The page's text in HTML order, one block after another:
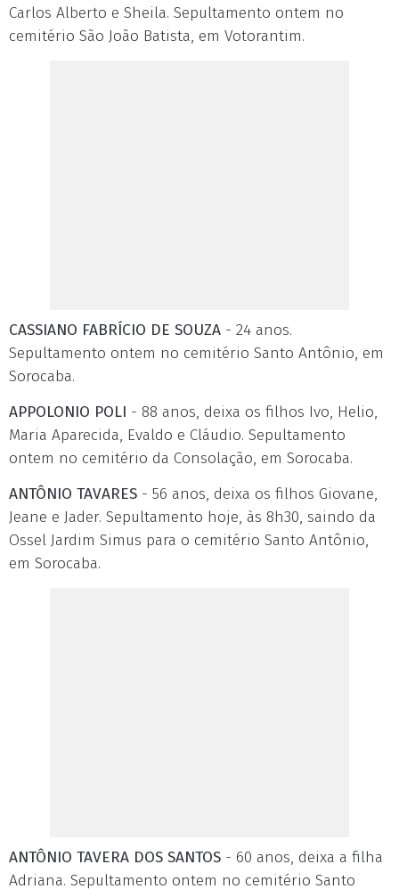
Carlos Alberto e Sheila. Sepultamento ontem no
cemitério São João Batista, em Votorantim.
CASSIANO FABRÍCIO DE SOUZA - 24 anos.
Sepultamento ontem no cemitério Santo Antônio, em
Sorocaba.
APPOLONIO POLI - 88 anos, deixa os filhos Ivo, Helio,
Maria Aparecida, Evaldo e Cláudio. Sepultamento
ontem no cemitério da Consolação, em Sorocaba.
ANTÔNIO TAVARES - 56 anos, deixa os filhos Giovane,
Jeane e Jader. Sepultamento hoje, às 8h30, saindo da
Ossel Jardim Simus para o cemitério Santo Antônio,
em Sorocaba.
ANTÔNIO TAVERA DOS SANTOS - 60 anos, deixa a filha
Adriana. Sepultamento ontem no cemitério Santo